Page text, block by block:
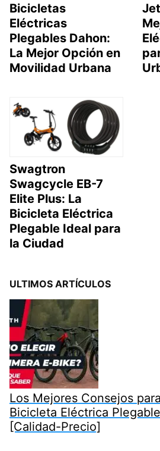
Bicicletas
Eléctricas
Plegables Dahon:
La Mejor Opción en
Movilidad Urbana
Swagtron
Swagcycle EB-7
Elite Plus: La
Bicicleta Eléctrica
Plegable Ideal para
la Ciudad
ULTIMOS ARTÍCULOS
Los Mejores Consejos
Bicicleta Eléctrica
[Calidad-Precio]